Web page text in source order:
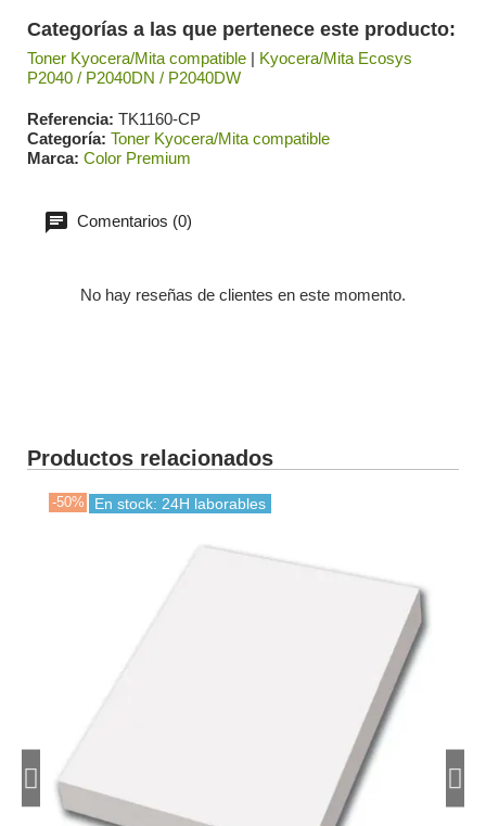
Categorías a las que pertenece este producto:
Toner Kyocera/Mita compatible | Kyocera/Mita Ecosys
P2040 / P2040DN / P2040DW
Referencia TK1160-CP
Categoría Toner Kyocera/Mita compatible
Marca Color Premium
Comentarios (0)
No hay reseñas de clientes en este momento.
Productos relacionados
-50% En stock: 24H laborables